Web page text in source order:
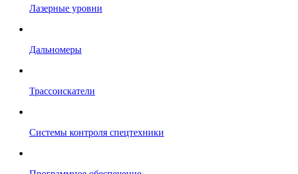
Лазерные уровни
Дальномеры
Трассоискатели
Системы контроля спецтехники